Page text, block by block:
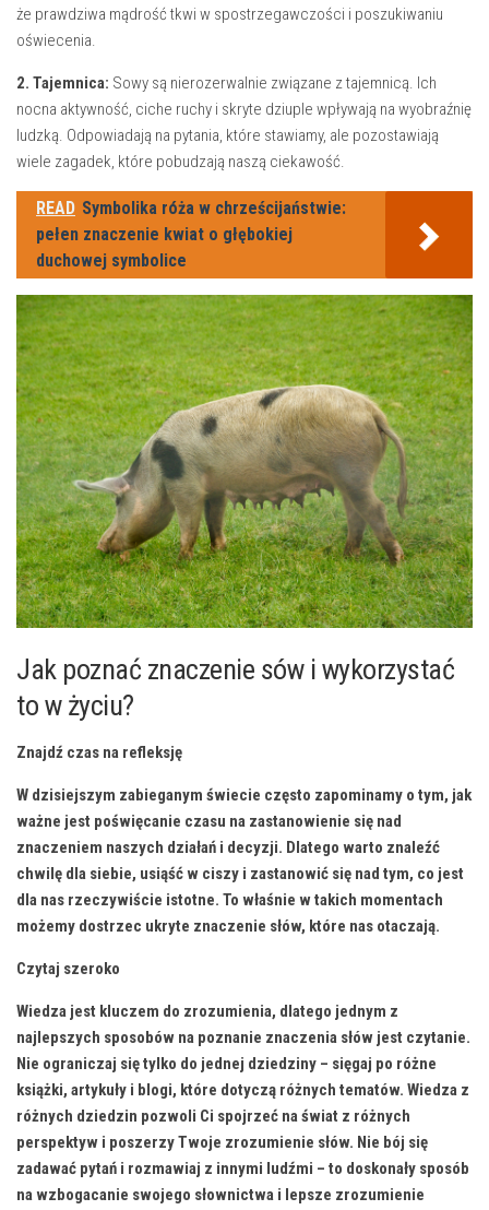
że prawdziwa⁤ mądrość ⁤tkwi ​w spostrzegawczości i poszukiwaniu
oświecenia.
2. Tajemnica: Sowy są​ nierozerwalnie​ związane z tajemnicą. Ich
nocna aktywność,⁢ ciche ruchy i skryte dziuple wpływają na wyobraźnię
ludzką. ​Odpowiadają⁤ na​ pytania, które stawiamy, ‌ale pozostawiają
wiele ⁤zagadek, które pobudzają naszą ciekawość.
READ Symbolika róża w chrześcijaństwie:
pełen znaczenie kwiat o głębokiej
duchowej symbolice
Jak poznać znaczenie‌ sów i wykorzystać
to w życiu?
Znajdź czas na refleksję
W ​dzisiejszym zabieganym świecie często zapominamy o tym, jak
ważne jest poświęcanie czasu⁣ na zastanowienie się nad
znaczeniem naszych działań i decyzji. Dlatego warto znaleźć‍
chwilę dla ‌siebie, usiąść w ciszy i ‍zastanowić ‌się nad tym, co jest
⁢dla nas ⁤rzeczywiście istotne. To właśnie w takich momentach
możemy dostrzec ukryte znaczenie słów, które nas otaczają.
Czytaj szeroko
Wiedza ‍jest kluczem do​ zrozumienia, dlatego jednym z
najlepszych sposobów na poznanie znaczenia słów jest czytanie.
Nie‍ ograniczaj się tylko do jednej⁢ dziedziny – sięgaj ‍po różne
książki,​ artykuły i blogi,⁣ które⁢ dotyczą różnych tematów. Wiedza z
różnych dziedzin pozwoli Ci ‌spojrzeć na świat z ⁢różnych
perspektyw‍ i ⁣poszerzy Twoje zrozumienie słów. Nie bój‌ się
zadawać pytań i rozmawiaj ‍z innymi ludźmi – ⁢to doskonały sposób
na wzbogacanie swojego ⁤słownictwa ⁢i lepsze zrozumienie